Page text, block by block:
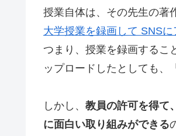
授業自体は、その先生の著
大学授業を録画して SNS
つまり、授業を録画するこ
ップロードしたとしても、
しかし、 教員の許可を得て
に面白い取り組みができる